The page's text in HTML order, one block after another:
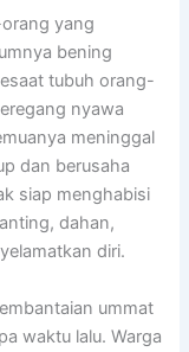
yang
bening
tubuh orang-
nyawa
meninggal
dan berusaha
siap menghabisi
dahan,
diri.
ummat
waktu lalu. Warga